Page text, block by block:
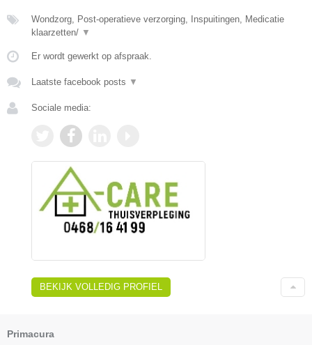
Wondzorg, Post-operatieve verzorging, Inspuitingen, Medicatie
klaarzetten/ ▼
Er wordt gewerkt op afspraak.
Laatste facebook posts ▼
Sociale media:
BEKIJK VOLLEDIG PROFIEL
Primacura